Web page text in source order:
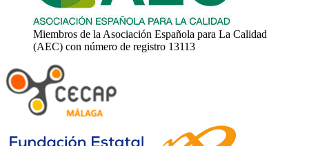
Miembros de la Asociación Española para La Calidad
(AEC) con número de registro 13113